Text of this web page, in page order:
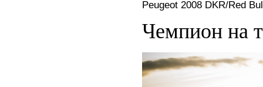
Peugeot 2008 DKR/Red
Чемпион на